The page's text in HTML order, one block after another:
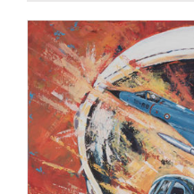
plusieurs
variations.
Les
options
peuvent
être
choisies
sur
la
page
du